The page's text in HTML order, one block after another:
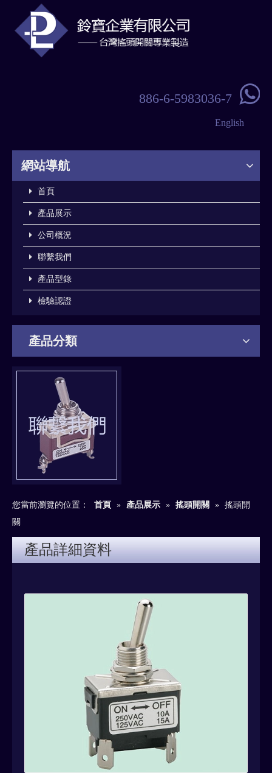
886-6-5983036-7 
English
網站導航
首頁
產品展示
公司概況
聯繫我們
產品型錄
檢驗認證
產品分類
您當前瀏覽的位置： 首頁 » 產品展示 » 搖頭開關 » 搖頭開
關
產品詳細資料